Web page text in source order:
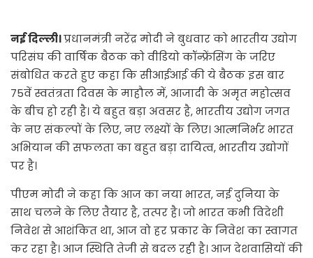
नई दिल्ली।प्रधानमंत्री नरेंद्र मोदी ने बुधवार को भारतीय उद्योग
परिसंघ की वार्षिक बैठक को वीडियो कॉन्फ्रेंसिंग के जरिए
संबोधित करते हुए कहा कि सीआईआई की ये बैठक इस बार
75वें स्वतंत्रता दिवस के माहौल में, आजादी के अमृत महोत्सव
के बीच हो रही है। ये बहुत बड़ा अवसर है, भारतीय उद्योग जगत
के नए संकल्पों के लिए, नए लक्ष्यों के लिए। आत्मनिर्भर भारत
अभियान की सफलता का बहुत बड़ा दायित्व, भारतीय उद्योगों
पर है।
पीएम मोदी ने कहा कि आज का नया भारत, नई दुनिया के
साथ चलने के लिए तैयार है, तत्पर है। जो भारत कभी विदेशी
निवेश से आशंकित था, आज वो हर प्रकार के निवेश का स्वागत
कर रहा है। आज स्थिति तेजी से बदल रही है। आज देशवासियों की